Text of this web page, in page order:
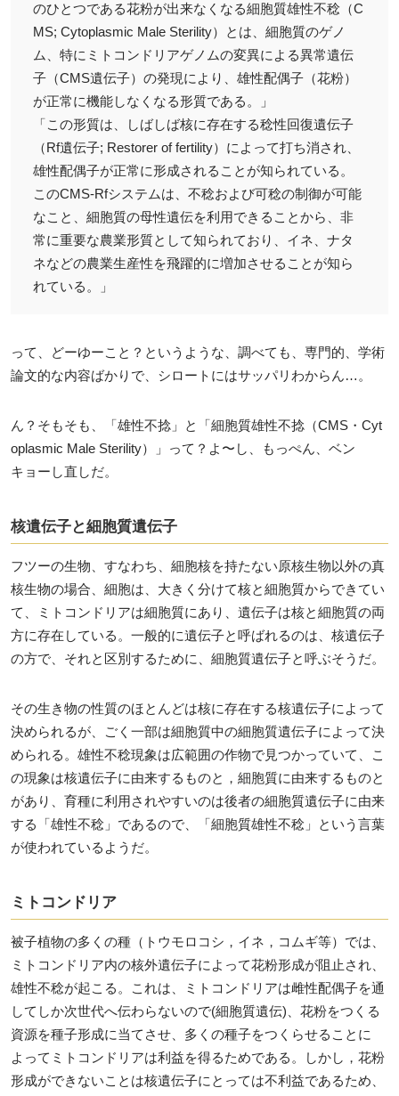
のひとつである花粉が出来なくなる細胞質雄性不稔（C
MS; Cytoplasmic Male Sterility）とは、細胞質のゲノ
ム、特にミトコンドリアゲノムの変異による異常遺伝
子（CMS遺伝子）の発現により、雄性配偶子（花粉）
が正常に機能しなくなる形質である。」
「この形質は、しばしば核に存在する稔性回復遺伝子
（Rf遺伝子; Restorer of fertility）によって打ち消され、
雄性配偶子が正常に形成されることが知られている。
このCMS-Rfシステムは、不稔および可稔の制御が可能
なこと、細胞質の母性遺伝を利用できることから、非
常に重要な農業形質として知られており、イネ、ナタ
ネなどの農業生産性を飛躍的に増加させることが知ら
れている。」
って、どーゆーこと？というような、調べても、専門的、学術
論文的な内容ばかりで、シロートにはサッパリわからん…。
ん？そもそも、「雄性不捻」と「細胞質雄性不捻（CMS・Cyt
oplasmic Male Sterility）」って？よ〜し、もっぺん、ベン
キョーし直しだ。
核遺伝子と細胞質遺伝子
フツーの生物、すなわち、細胞核を持たない原核生物以外の真
核生物の場合、細胞は、大きく分けて核と細胞質からできてい
て、ミトコンドリアは細胞質にあり、遺伝子は核と細胞質の両
方に存在している。一般的に遺伝子と呼ばれるのは、核遺伝子
の方で、それと区別するために、細胞質遺伝子と呼ぶそうだ。
その生き物の性質のほとんどは核に存在する核遺伝子によって
決められるが、ごく一部は細胞質中の細胞質遺伝子によって決
められる。雄性不稔現象は広範囲の作物で見つかっていて、こ
の現象は核遺伝子に由来するものと，細胞質に由来するものと
があり、育種に利用されやすいのは後者の細胞質遺伝子に由来
する「雄性不稔」であるので、「細胞質雄性不稔」という言葉
が使われているようだ。
ミトコンドリア
被子植物の多くの種（トウモロコシ，イネ，コムギ等）では、
ミトコンドリア内の核外遺伝子によって花粉形成が阻止され、
雄性不稔が起こる。これは、ミトコンドリアは雌性配偶子を通
してしか次世代へ伝わらないので(細胞質遺伝)、花粉をつくる
資源を種子形成に当てさせ、多くの種子をつくらせることに
よってミトコンドリアは利益を得るためである。しかし，花粉
形成ができないことは核遺伝子にとっては不利益であるため、